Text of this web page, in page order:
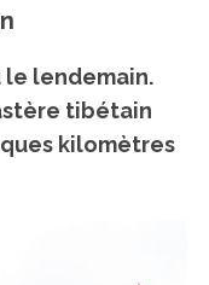
le lendemain.
tibétain
kilomètres